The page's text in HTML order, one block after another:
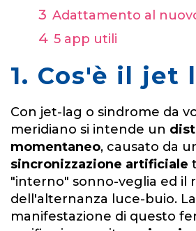
Adattamento al
5 app utili
1. Cos'è il jet
Con jet-lag o sindrome da
meridiano si intende un
momentaneo, causato da
sincronizzazione artificiale
"interno" sonno-veglia ed il
dell'alternanza luce-buio.
manifestazione di questo